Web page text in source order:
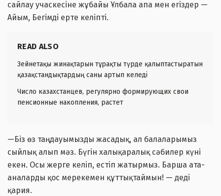
сайлау учаскесіне жұбайы Ұлбала апа мен егіздер —
Айым, Бегімді ерте келіпті.
READ ALSO
Зейнетақы жинақтарын тұрақты түрде қалыптастыратын
қазақстандықтардың саны артып келеді
Число казахстанцев, регулярно формирующих свои
пенсионные накопления, растет
—Біз өз таңдауымызды жасадық, ал балаларымыз
сыйлық алып мәз. Бүгін халықаралық сәбилер күні
екен. Осы жерге келіп, естіп жатырмыз. Барша ата-
аналарды қос мерекемен құттықтаймын! — деді
қария.